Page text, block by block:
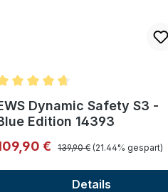
Bewertung
Dynamic Safety S3 -
Edition 14393
€ Regulärer Preis:
139,90 € (21.44% gespart)
Details